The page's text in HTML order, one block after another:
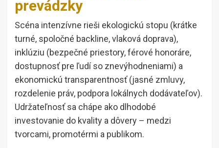
prevádzky
Scéna intenzívne rieši ekologickú stopu (krátke
turné, spoločné backline, vlaková doprava),
inklúziu (bezpečné priestory, férové honoráre,
dostupnosť pre ľudí so znevýhodneniami) a
ekonomickú transparentnosť (jasné zmluvy,
rozdelenie práv, podpora lokálnych dodávateľov).
Udržateľnosť sa chápe ako dlhodobé
investovanie do kvality a dôvery – medzi
tvorcami, promotérmi a publikom.